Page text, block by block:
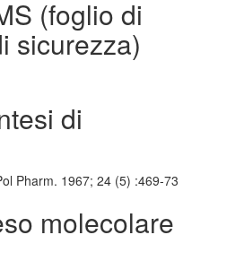
(foglio di
sicurezza)
di
Pharm. 1967; 24 (5) :469-73
molecolare